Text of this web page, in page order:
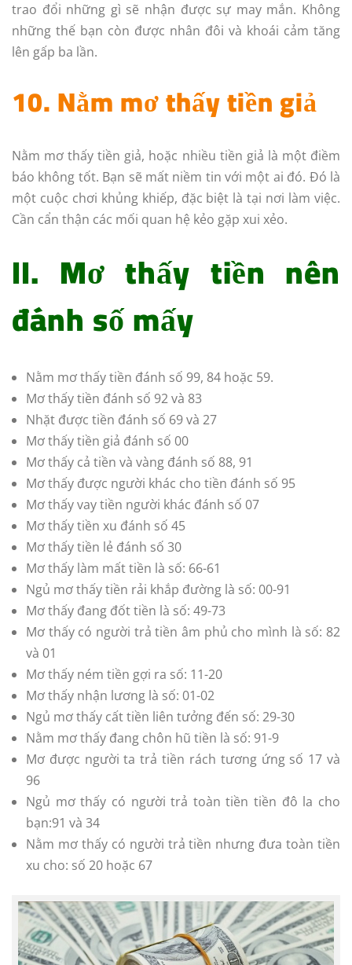
trao đổi những gì sẽ nhận được sự may mắn. Không
những thế bạn còn được nhân đôi và khoái cảm tăng
lên gấp ba lần.
10. Nằm mơ thấy tiền giả
Nằm mơ thấy tiền giả, hoặc nhiều tiền giả là một điềm
báo không tốt. Bạn sẽ mất niềm tin với một ai đó. Đó là
một cuộc chơi khủng khiếp, đặc biệt là tại nơi làm việc.
Cần cẩn thận các mối quan hệ kẻo gặp xui xẻo.
II. Mơ thấy tiền nên
đánh số mấy
Nằm mơ thấy tiền đánh số 99, 84 hoặc 59.
Mơ thấy tiền đánh số 92 và 83
Nhặt được tiền đánh số 69 và 27
Mơ thấy tiền giả đánh số 00
Mơ thấy cả tiền và vàng đánh số 88, 91
Mơ thấy được người khác cho tiền đánh số 95
Mơ thấy vay tiền người khác đánh số 07
Mơ thấy tiền xu đánh số 45
Mơ thấy tiền lẻ đánh số 30
Mơ thấy làm mất tiền là số: 66-61
Ngủ mơ thấy tiền rải khắp đường là số: 00-91
Mơ thấy đang đốt tiền là số: 49-73
Mơ thấy có người trả tiền âm phủ cho mình là số: 82
và 01
Mơ thấy ném tiền gợi ra số: 11-20
Mơ thấy nhận lương là số: 01-02
Ngủ mơ thấy cất tiền liên tưởng đến số: 29-30
Nằm mơ thấy đang chôn hũ tiền là số: 91-9
Mơ được người ta trả tiền rách tương ứng số 17 và
96
Ngủ mơ thấy có người trả toàn tiền tiền đô la cho
bạn:91 và 34
Nằm mơ thấy có người trả tiền nhưng đưa toàn tiền
xu cho: số 20 hoặc 67